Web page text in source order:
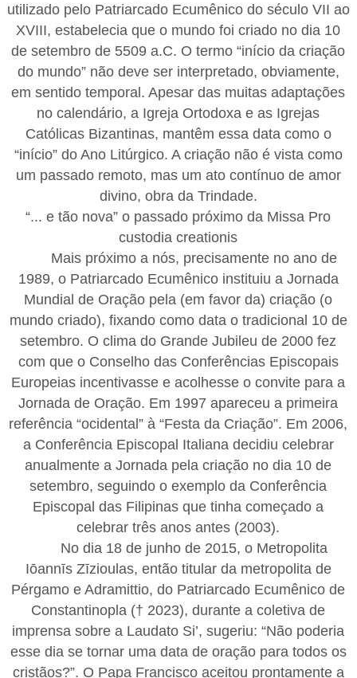
utilizado pelo Patriarcado Ecumênico do século VII ao
XVIII, estabelecia que o mundo foi criado no dia 10
de setembro de 5509 a.C. O termo “início da criação
do mundo” não deve ser interpretado, obviamente,
em sentido temporal. Apesar das muitas adaptações
no calendário, a Igreja Ortodoxa e as Igrejas
Católicas Bizantinas, mantêm essa data como o
“início” do Ano Litúrgico. A criação não é vista como
um passado remoto, mas um ato contínuo de amor
divino, obra da Trindade.
“... e tão nova” o passado próximo da Missa Pro
custodia creationis
Mais próximo a nós, precisamente no ano de
1989, o Patriarcado Ecumênico instituiu a Jornada
Mundial de Oração pela (em favor da) criação (o
mundo criado), fixando como data o tradicional 10 de
setembro. O clima do Grande Jubileu de 2000 fez
com que o Conselho das Conferências Episcopais
Europeias incentivasse e acolhesse o convite para a
Jornada de Oração. Em 1997 apareceu a primeira
referência “ocidental” à “Festa da Criação”. Em 2006,
a Conferência Episcopal Italiana decidiu celebrar
anualmente a Jornada pela criação no dia 10 de
setembro, seguindo o exemplo da Conferência
Episcopal das Filipinas que tinha começado a
celebrar três anos antes (2003).
No dia 18 de junho de 2015, o Metropolita
Iōannīs Zīzioulas, então titular da metropolita de
Pérgamo e Adramittio, do Patriarcado Ecumênico de
Constantinopla († 2023), durante a coletiva de
imprensa sobre a Laudato Si’, sugeriu: “Não poderia
esse dia se tornar uma data de oração para todos os
cristãos?”. O Papa Francisco aceitou prontamente a